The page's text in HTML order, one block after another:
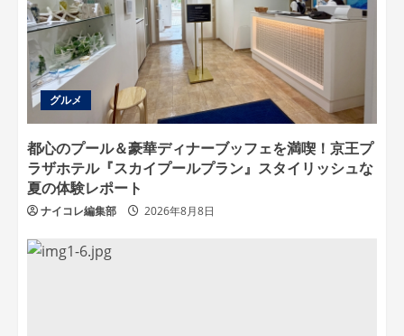
グルメ
都心のプール＆豪華ディナーブッフェを満喫！京王プ
ラザホテル『スカイプールプラン』スタイリッシュな
夏の体験レポート
ナイコレ編集部 2026年8月8日